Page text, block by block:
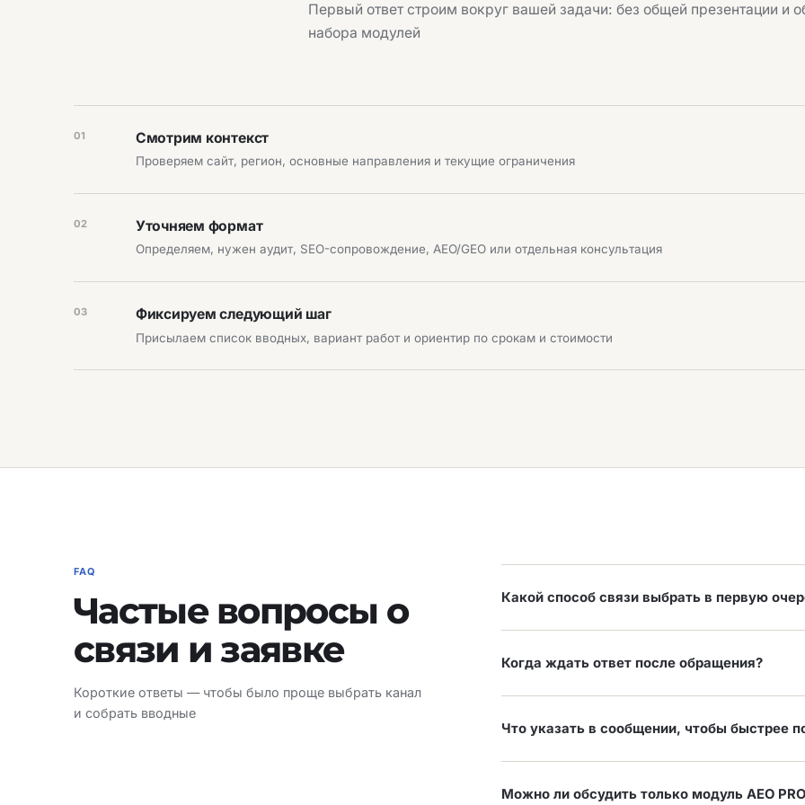
Первый ответ строим вокруг вашей задачи: без общей презентации и
набора модулей
01 Смотрим контекст
Проверяем сайт, регион, основные направления и текущие ограничения
02 Уточняем формат
Определяем, нужен аудит, SEO-сопровождение, AEO/GEO или отдельная консультация
03 Фиксируем следующий шаг
Присылаем список вводных, вариант работ и ориентир по срокам и стоимости
FAQ
Частые вопросы о
связи и заявке
Короткие ответы — чтобы было проще выбрать канал
и собрать вводные
Какой способ связи выбрать в первую
получим URL, контакт и согласие на обработку
support@rankwizard.ru
Когда ждать ответ после обращения?
срочная, дублируйте сообщение в Telegram и
Что указать в сообщении, чтобы быстрее
текущие ограничения (например, CMS или
Можно ли обсудить только модуль AEO